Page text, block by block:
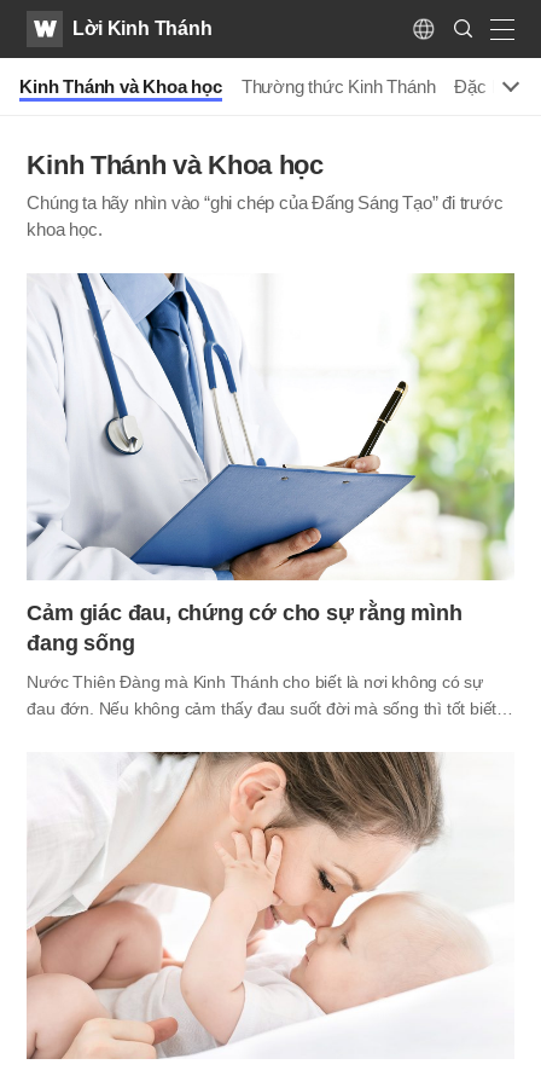
WATVLời Kinh Thánh
Language
Search
Submit
Kinh Thánh và Khoa học Thường thức Kinh Thánh Đặc biệt /
Kinh Thánh và Khoa học
Chúng ta hãy nhìn vào “ghi chép của Đấng Sáng Tạo” đi trước
khoa học.
Cảm giác đau, chứng cớ cho sự rằng mình
đang sống
Nước Thiên Đàng mà Kinh Thánh cho biết là nơi không có sự
đau đớn. Nếu không cảm thấy đau suốt đời mà sống thì tốt biết
như vậy, nhưng ở trái đất này dù đau nhưng không có cảm giác
đau thì không phải là việc tốt. Vào năm 2011, một bộ phim điện
ảnh Hàn Quốc với tên đặc biệt là “Nỗi đau” được khởi chiếu. Bộ
phim này miêu tả về sự gặp gỡ mỉa mai giữa một người đàn ông
mất cảm giác toàn bộ cơ thể vì cảm giác tội lỗi sau khi mất gia
đình nên không có cảm…